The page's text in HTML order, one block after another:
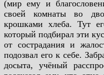
(мир ему и
своей комнаты во
крошками хлеба. Тут
который подбирал эти
от сострадания и
подозвал его к себе.
досыта, учёный